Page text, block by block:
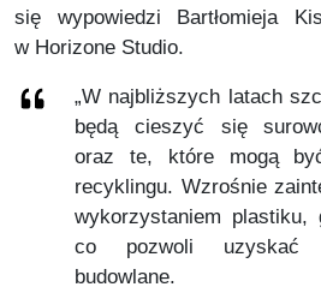
się wypowiedzi Bartłomieja
w Horizone Studio.
„W najbliższych latach
będą cieszyć się
oraz te, które mogą
recyklingu. Wzrośnie
wykorzystaniem plastiku,
co pozwoli uzyskać
budowlane.